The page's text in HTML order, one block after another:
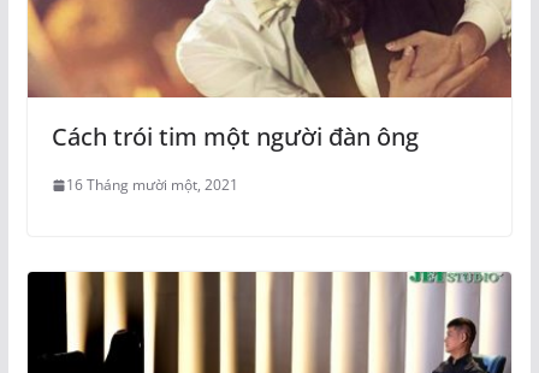
Cách trói tim một người đàn ông
16 Tháng mười một, 2021